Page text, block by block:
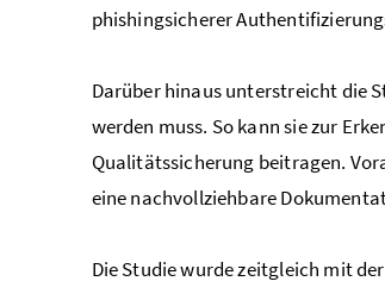
phishingsicherer
Darüber hinaus unterstreicht die
werden muss. So kann sie zur
Qualitätssicherung beitragen.
eine nachvollziehbare
Die Studie wurde zeitgleich mit